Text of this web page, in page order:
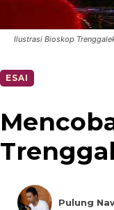
Ilustrasi Bioskop
ESAI
Pulung